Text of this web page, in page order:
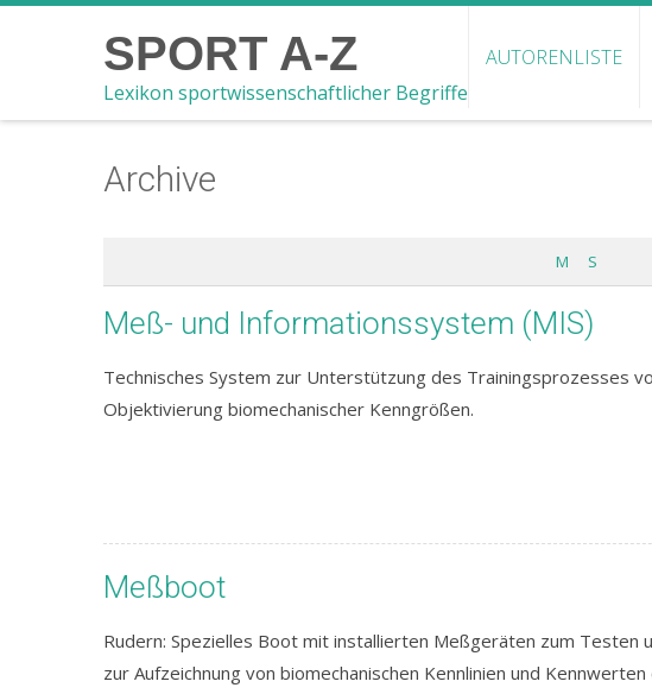
SPORT A-Z
Lexikon sportwissenschaftlicher Begriffe
AUTORENLISTE
Archive
M S
Meß- und Informationssystem (MIS)
Technisches System zur Unterstützung des Trainingsprozesses
Objektivierung biomechanischer Kenngrößen.
Meßboot
Rudern: Spezielles Boot mit installierten Meßgeräten zum Testen
zur Aufzeichnung von biomechanischen Kennlinien und